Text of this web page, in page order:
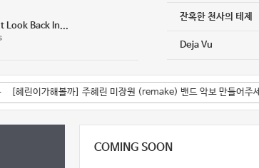
Look Back In...
잔혹한 천사의 테제
Deja Vu
COMING SOON